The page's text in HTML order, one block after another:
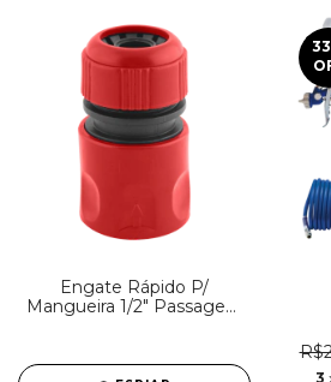
Engate Rápido P/
Mangueira 1/2" Passagem
33
3